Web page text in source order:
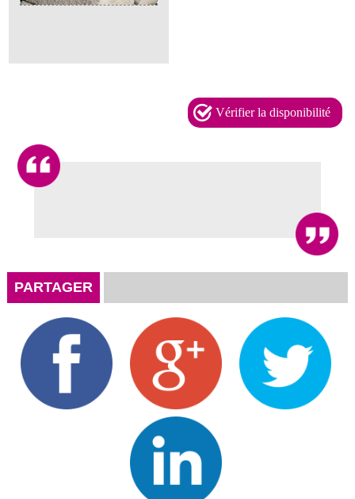
Vérifier la disponibilité
PARTAGER